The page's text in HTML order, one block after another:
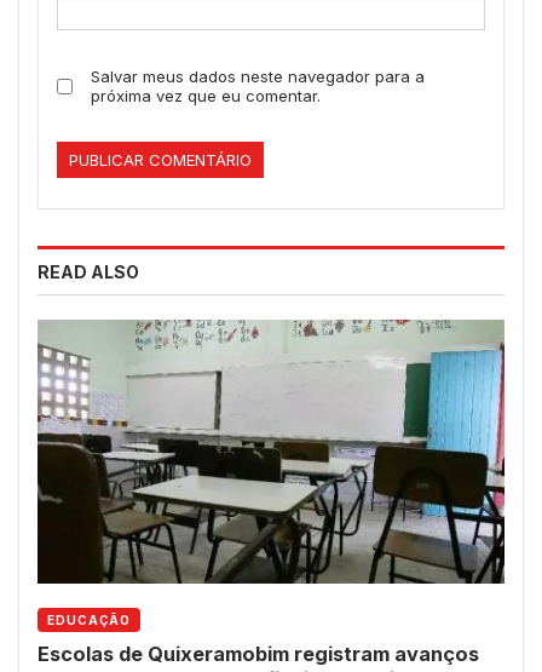
Salvar meus dados neste navegador para a
próxima vez que eu comentar.
READ ALSO
EDUCAÇÃO
Escolas de Quixeramobim registram avanços